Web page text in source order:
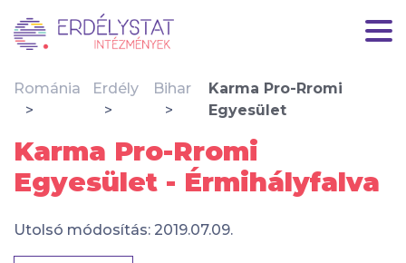
Románia Erdély Bihar
Karma Pro-Rromi
Egyesület
Karma Pro-Rromi
Egyesület - Érmihályfalva
Utolsó módosítás: 2019.07.09.